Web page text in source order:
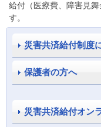
給付（医療費、障害見
す。
災害共済給付制度
保護者の方へ
災害共済給付オン